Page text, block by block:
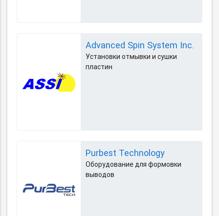
Advanced Spin System Inc.
Установки отмывки и сушки
пластин
Purbest Technology
Оборудование для формовки
выводов